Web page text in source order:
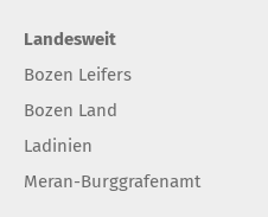
Landesweit
Bozen Leifers
Bozen Land
Ladinien
Meran-Burggrafenamt